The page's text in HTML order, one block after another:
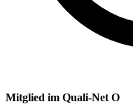
Mitglied im Quali-Net O